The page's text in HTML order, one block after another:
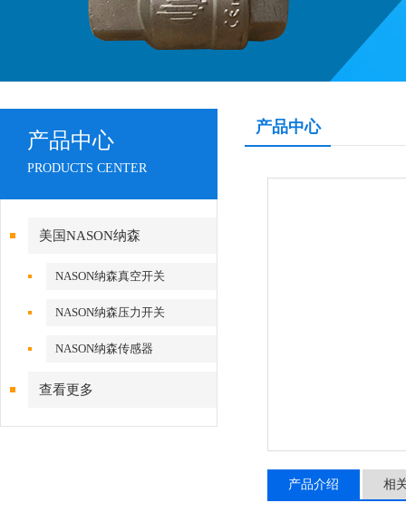
产品中心
PRODUCTS CENTER
美国NASON纳森
NASON纳森真空开关
NASON纳森压力开关
NASON纳森传感器
查看更多
产品中心
产品介绍 相